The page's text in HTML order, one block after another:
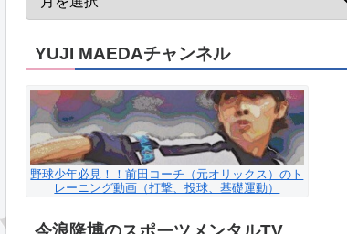
YUJI MAEDAチャンネル
野球少年必見！！前田コーチ（元オリックス）のト
レーニング動画（打撃、投球、基礎運動）